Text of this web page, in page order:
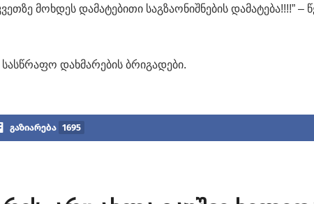
მოხდეს დამატებითი საგზაონიშნების დამატება!!!!” –
დახმარების ბრიგადები.
გაზიარება 1695